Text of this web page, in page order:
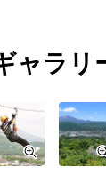
ャラリ